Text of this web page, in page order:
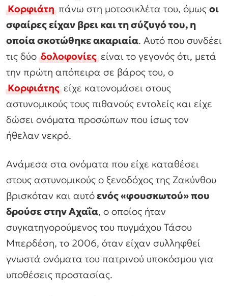
Κορφιάτηπάνω στη μοτοσικλέτα του, όμως οι
σφαίρες είχαν βρει και τη σύζυγό του, η
οποία σκοτώθηκε ακαριαία. Αυτό που συνδέει
τις δύοδολοφονίεςείναι το γεγονός ότι, μετά
την πρώτη απόπειρα σε βάρος του, ο
Κορφιάτηςείχε κατονομάσει στους
αστυνομικούς τους πιθανούς εντολείς και είχε
δώσει ονόματα προσώπων που ίσως τον
ήθελαν νεκρό.
Ανάμεσα στα ονόματα που είχε καταθέσει
στους αστυνομικούς ο ξενοδόχος της Ζακύνθου
βρισκόταν και αυτόενός «φουσκωτού» που
δρούσε στην Αχαΐα, ο οποίος ήταν
συγκατηγορούμενος του πυγμάχου Τάσου
Μπερδέση, το 2006, όταν είχαν συλληφθεί
γνωστά ονόματα του πατρινού υποκόσμου για
υποθέσεις προστασίας.